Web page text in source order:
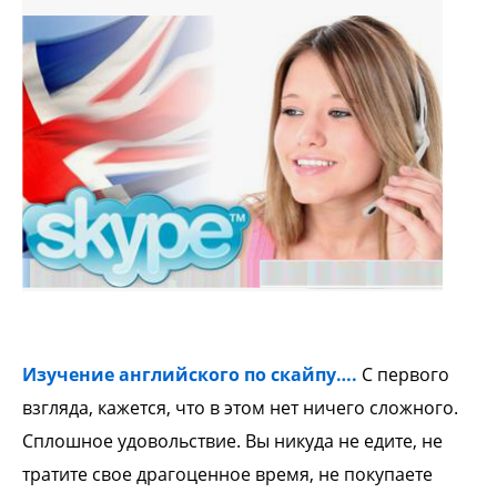
Изучение английского по скайпу…. С первого
взгляда, кажется, что в этом нет ничего сложного.
Сплошное удовольствие. Вы никуда не едите, не
тратите свое драгоценное время, не покупаете